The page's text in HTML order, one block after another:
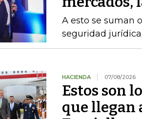
A esto se suman
seguridad
HACIENDA 07/08/2026
Estos son
que llegan